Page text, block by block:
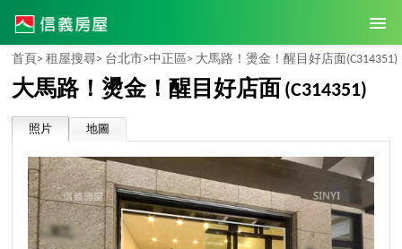
首頁> 租屋搜尋> 台北市>中正區> 大馬路！燙金！醒目好店面(C314351)
大馬路！燙金！醒目好店面 (C314351)
照片 地圖